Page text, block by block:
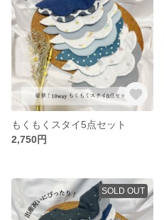
もくもくスタイ5点セット
2,750円
SOLD OUT